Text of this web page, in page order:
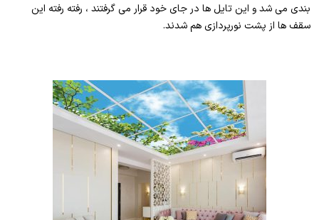
بندی می شد و این تایل ها در جای خود قرار می گرفتند ، رفته رفته این
سقف ها از پشت نورپردازی هم شدند.